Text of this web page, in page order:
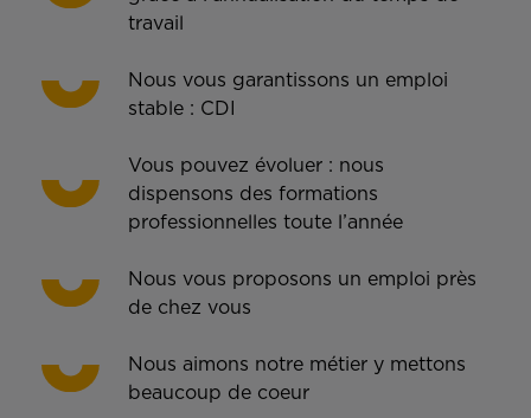
travail
Nous vous garantissons un emploi
stable : CDI
Vous pouvez évoluer : nous
dispensons des formations
professionnelles toute l’année
Nous vous proposons un emploi près
de chez vous
Nous aimons notre métier y mettons
beaucoup de coeur